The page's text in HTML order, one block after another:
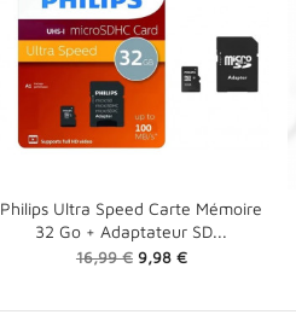
Philips Ultra Speed Carte Mémoire
32 Go + Adaptateur SD...
Prix
16,99 € Prix
9,98 € 